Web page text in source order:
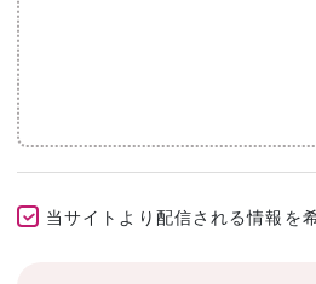
当サイトより配信される情報を